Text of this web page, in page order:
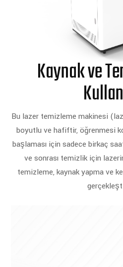
Kaynak ve
Bu lazer temizleme makinesi
boyutlu ve hafiftir, öğrenmesi
başlaması için sadece birkaç
ve sonrası temizlik için
temizleme, kaynak yapma ve